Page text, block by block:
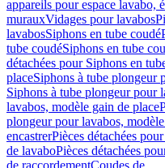
appareils pour espace lavabo,
murauxVidages pour lavabos
lavabosSiphons en tube coudé
tube coudéSiphons en tube
détachées pour Siphons en
placeSiphons à tube plongeur
Siphons à tube plongeur pour
lavabos, modèle gain de place
plongeur pour lavabos,
encastrerPièces détachées
de lavaboPièces détachées
de raccordementCoudes de